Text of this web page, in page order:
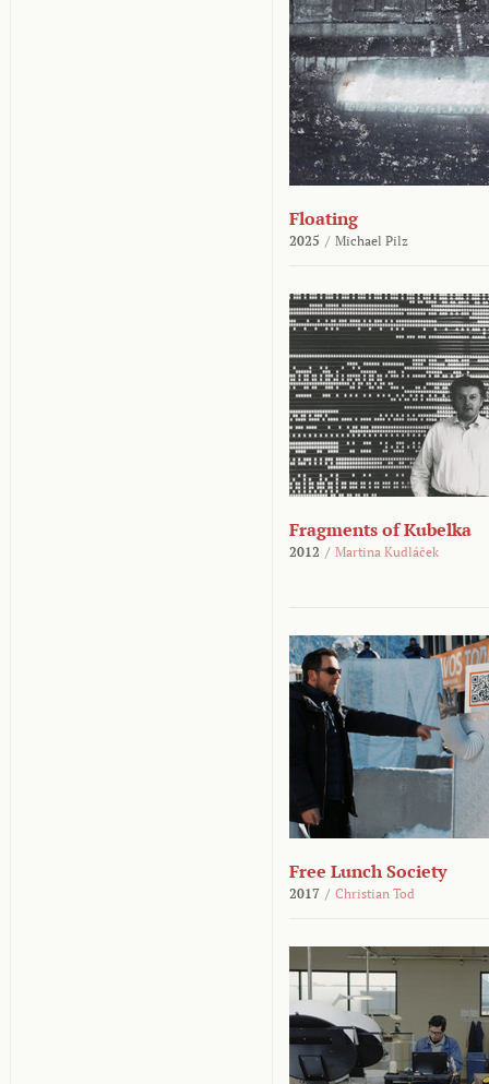
Floating
2025 / Michael Pilz
Fragments of Kubelka
2012 / Martina Kudláček
Free Lunch Society
2017 / Christian Tod